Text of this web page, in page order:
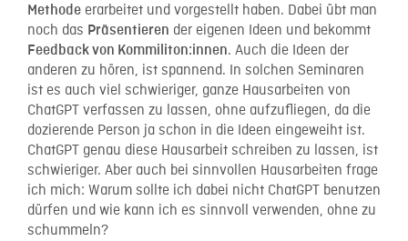
Methode erarbeitet und vorgestellt haben. Dabei übt man
noch das Präsentieren der eigenen Ideen und bekommt
Feedback von Kommiliton:innen. Auch die Ideen der
anderen zu hören, ist spannend. In solchen Seminaren
ist es auch viel schwieriger, ganze Hausarbeiten von
ChatGPT verfassen zu lassen, ohne aufzufliegen, da die
dozierende Person ja schon in die Ideen eingeweiht ist.
ChatGPT genau diese Hausarbeit schreiben zu lassen, ist
schwieriger. Aber auch bei sinnvollen Hausarbeiten frage
ich mich: Warum sollte ich dabei nicht ChatGPT benutzen
dürfen und wie kann ich es sinnvoll verwenden, ohne zu
schummeln?